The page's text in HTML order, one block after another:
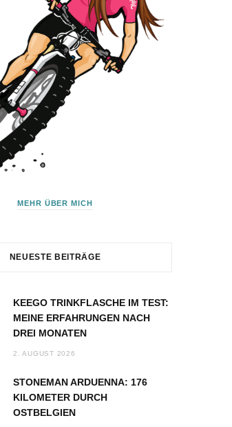
MEHR ÜBER MICH
NEUESTE BEITRÄGE
KEEGO TRINKFLASCHE IM TEST:
MEINE ERFAHRUNGEN NACH
DREI MONATEN
2. AUGUST 2026
STONEMAN ARDUENNA: 176
KILOMETER DURCH
OSTBELGIEN